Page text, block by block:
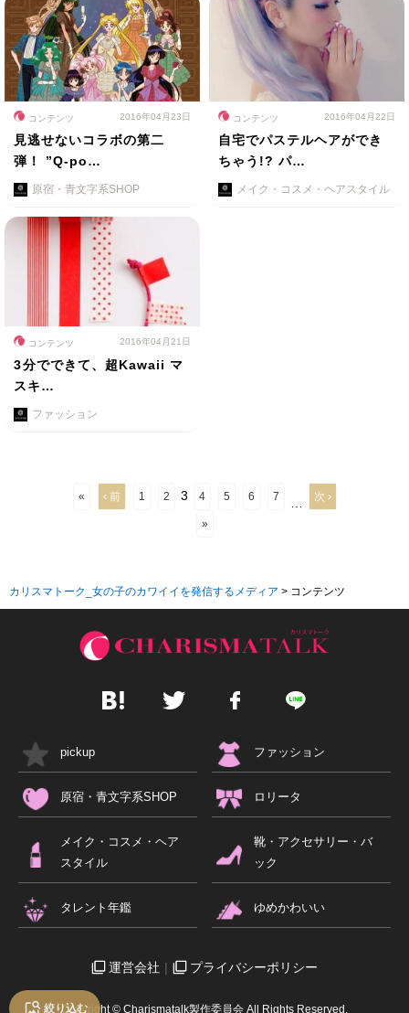
絞り込む
コンテンツ 2016年04月23日
見逃せないコラボの第二
弾！ ”Q-po…
原宿・青文字系SHOP
コンテンツ 2016年04月22日
自宅でパステルヘアができ
ちゃう!? パ…
メイク・コスメ・ヘアスタイル
コンテンツ 2016年04月21日
3分でできて、超Kawaii マ
スキ…
ファッション
« ‹ 前 1 2 3 4 5 6 7 次 ›
»
カリスマトーク_女の子のカワイイを発信するメディア > コンテンツ
pickup ファッション
原宿・青文字系SHOP ロリータ
メイク・コスメ・ヘア
スタイル
靴・アクセサリー・バ
ック
タレント年鑑 ゆめかわいい
運営会社 プライバシーポリシー
Copyright © Charismatalk製作委員会 All Rights Reserved.